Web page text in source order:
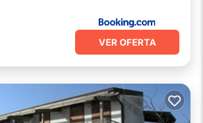
VER OFERTA